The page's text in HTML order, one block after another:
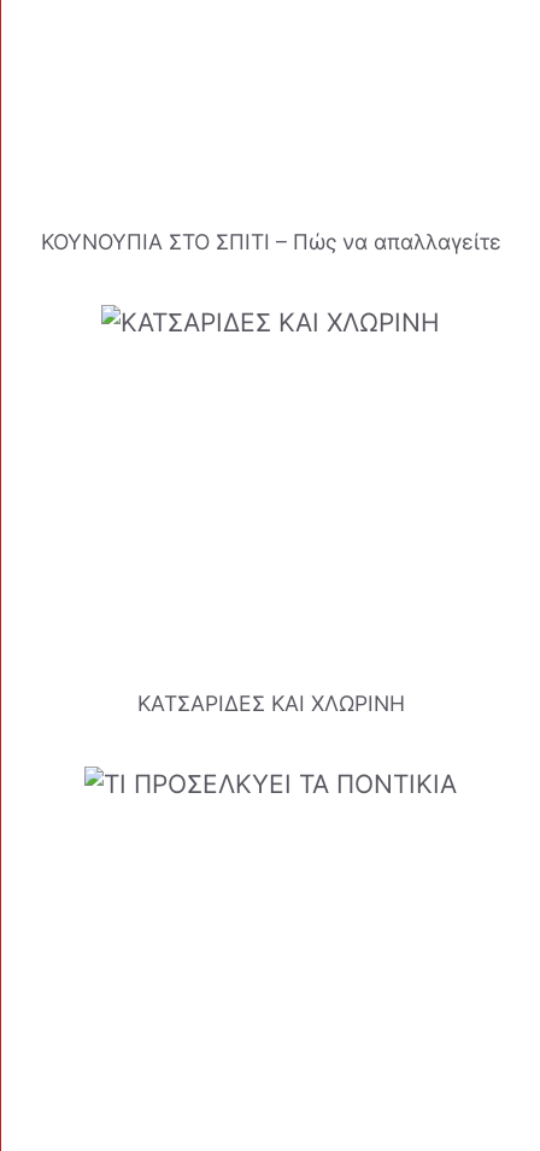
ΚΟΥΝΟΥΠΙΑ ΣΤΟ ΣΠΙΤΙ – Πώς να απαλλαγείτε
ΚΑΤΣΑΡΙΔΕΣ ΚΑΙ ΧΛΩΡΙΝΗ